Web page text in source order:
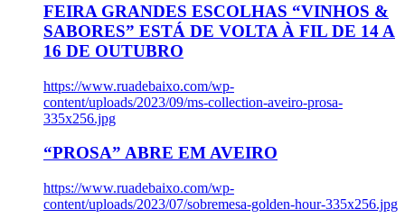
FEIRA GRANDES ESCOLHAS “VINHOS &
SABORES” ESTÁ DE VOLTA À FIL DE 14 A
16 DE OUTUBRO
https://www.ruadebaixo.com/wp-
content/uploads/2023/09/ms-collection-aveiro-prosa-
335x256.jpg
“PROSA” ABRE EM AVEIRO
https://www.ruadebaixo.com/wp-
content/uploads/2023/07/sobremesa-golden-hour-335x256.jpg